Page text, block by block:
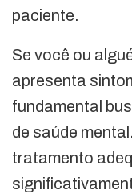
paciente.
Se você ou
apresenta
fundamental
de saúde
tratamento